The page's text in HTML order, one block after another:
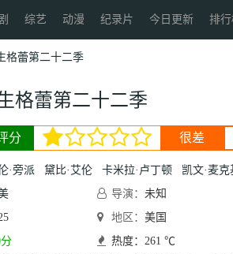
综艺 动漫 纪录片 今日更新 排
格蕾第二十二季
格蕾第二十二季
分 很差
·旁派 黛比·艾伦 卡米拉·卢丁顿 凯文·麦克
导演： 未知
地区： 美国
热度：261 ℃